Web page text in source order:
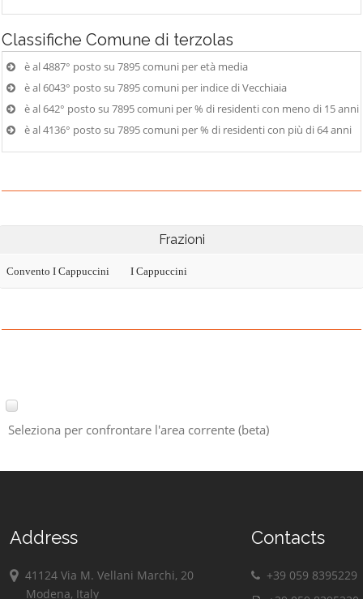
Classifiche Comune di terzolas
è al 4887° posto su 7895 comuni per età media
è al 6043° posto su 7895 comuni per indice di Vecchiaia
è al 642° posto su 7895 comuni per % di residenti con meno di 15 anni
è al 4136° posto su 7895 comuni per % di residenti con più di 64 anni
Frazioni
Convento I Cappuccini I Cappuccini
Seleziona per confrontare l'area corrente (beta)
Address
41124 Via M. Vellani Marchi, 20
Modena, Italy
Contacts
+39 059 8395229